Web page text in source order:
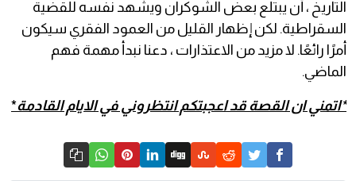
التاريخ ، أن يبتلع بعض الشوكران ويشهد نفسه للقضية
السقراطية. لكن إظهار القليل من العمود الفقري سيكون
أمرًا رائعًا. لا مزيد من الاعتذارات ، دعنا نبدأ مهمة فهم
الماضي.
*اتمني ان القصة قد اعجبتكم انتظروني في الايام القادمة*